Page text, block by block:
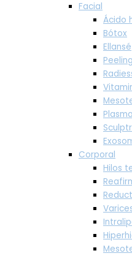
Facial
Ácido
Bótox
Ellansé
Corporal
Hilos